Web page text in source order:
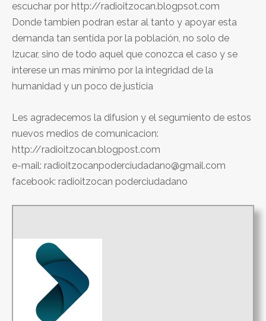
escuchar por http://radioitzocan.blogpsot.com
Donde tambien podran estar al tanto y apoyar esta
demanda tan sentida por la población, no solo de
Izucar, sino de todo aquel que conozca el caso y se
interese un mas minimo por la integridad de la
humanidad y un poco de justicia
Les agradecemos la difusion y el segumiento de estos
nuevos medios de comunicacion:
http://radioitzocan.blogpost.com
e-mail: radioitzocanpoderciudadano@gmail.com
facebook: radioitzocan poderciudadano